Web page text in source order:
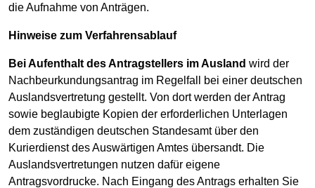
die Aufnahme von Anträgen.
Hinweise zum Verfahrensablauf
Bei Aufenthalt des Antragstellers im Ausland wird der
Nachbeurkundungsantrag im Regelfall bei einer deutschen
Auslandsvertretung gestellt. Von dort werden der Antrag
sowie beglaubigte Kopien der erforderlichen Unterlagen
dem zuständigen deutschen Standesamt über den
Kurierdienst des Auswärtigen Amtes übersandt. Die
Auslandsvertretungen nutzen dafür eigene
Antragsvordrucke. Nach Eingang des Antrags erhalten Sie